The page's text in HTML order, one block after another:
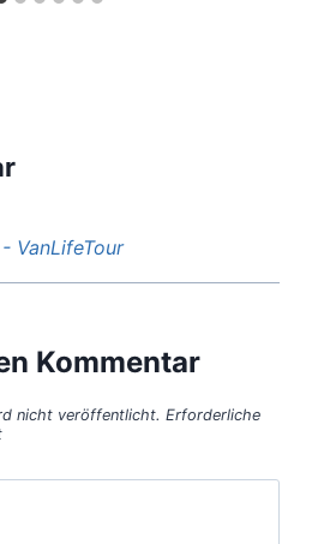
VanLifeTour
Kommentar
nicht veröffentlicht. Erforderliche